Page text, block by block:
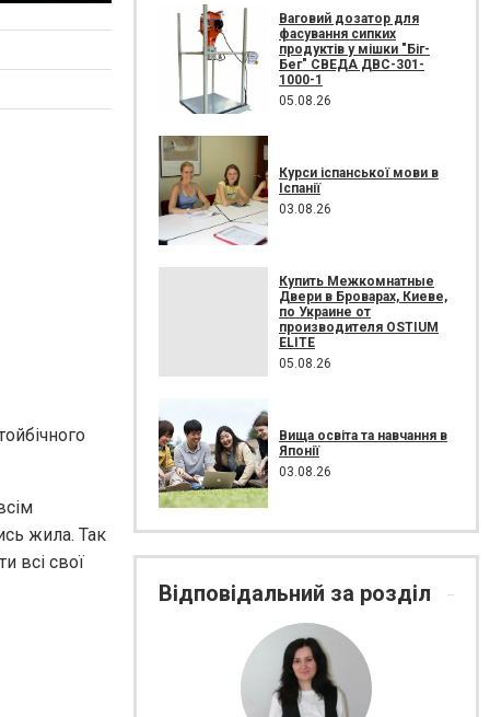
жила. Так
всі свої
Ваговий дозатор для
фасування сипких
продуктів у мішки "Біг-
Бег" СВЕДА ДВС-301-
1000-1
05.08.26
Курси іспанської мови в
Іспанії
03.08.26
Купить Межкомнатные
Двери в Броварах, Киеве,
по Украине от
производителя OSTIUM
ELITE
05.08.26
Вища освіта та навчання в
Японії
03.08.26
Відповідальний за розділ